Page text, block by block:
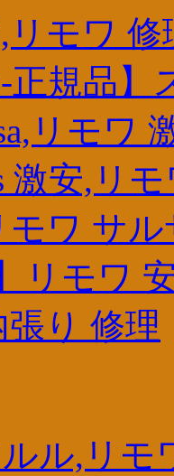
リモワ
-正規品
リモワ
激安,リ
モワ サル
リモワ
り 修理
ル,リ